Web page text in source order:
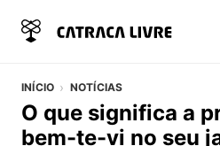
INÍCIO NOTÍCIAS
O que significa a
bem-te-vi no seu